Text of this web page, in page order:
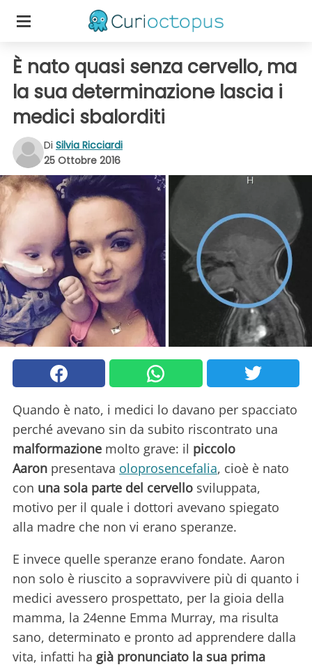
È nato quasi senza cervello, ma
la sua determinazione lascia i
medici sbalorditi
Di Silvia Ricciardi
25 Ottobre 2016
Quando è nato, i medici lo davano per spacciato
perché avevano sin da subito riscontrato una
malformazione molto grave: il piccolo
Aaron presentava oloprosencefalia, cioè è nato
con una sola parte del cervello sviluppata,
motivo per il quale i dottori avevano spiegato
alla madre che non vi erano speranze.
E invece quelle speranze erano fondate. Aaron
non solo è riuscito a sopravvivere più di quanto i
medici avessero prospettato, per la gioia della
mamma, la 24enne Emma Murray, ma risulta
sano, determinato e pronto ad apprendere dalla
vita, infatti ha già pronunciato la sua prima